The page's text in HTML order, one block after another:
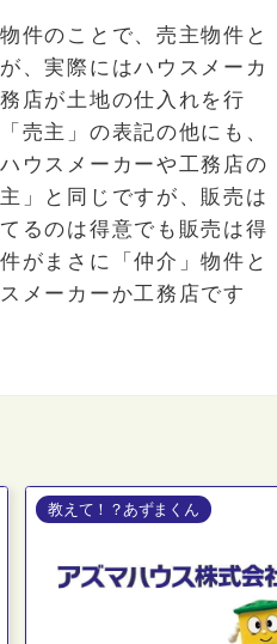
件のことで、売主物件と
、実際にはハウスメーカ
店が土地の仕入れを行
売主」の表記の他にも、
ウスメーカーや工務店の
」と同じですが、販売は
るのは得意でも販売は得
がまさに「仲介」物件と
メーカーか工務店です
教えて！？あずまくん